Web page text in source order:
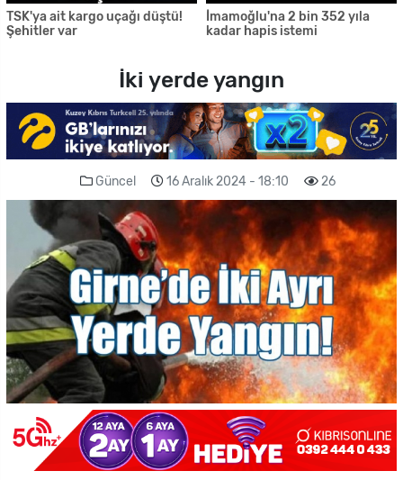
TSK'ya ait kargo uçağı düştü!
Şehitler var
İmamoğlu'na 2 bin 352 yıla
kadar hapis istemi
İki yerde yangın
Güncel 16 Aralık 2024 - 18:10 26